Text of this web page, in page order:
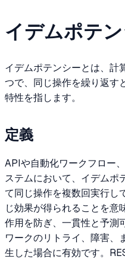
イデムポテ
イデムポテンシーとは、計
つで、同じ操作を繰り返す
特性を指します。
定義
APIや自動化ワークフロー
ステムにおいて、イデムポ
て同じ操作を複数回実行し
じ効果が得られることを意
作用を防ぎ、一貫性と予測
ワークのリトライ、障害、
生した場合に有効です。